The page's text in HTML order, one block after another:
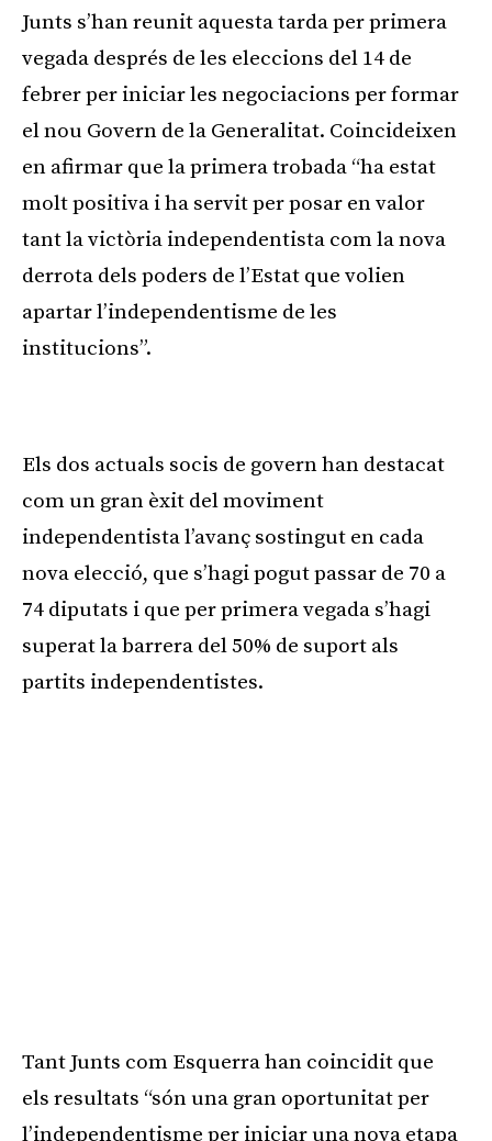
Junts s’han reunit aquesta tarda per primera
vegada després de les eleccions del 14 de
febrer per iniciar les negociacions per formar
el nou Govern de la Generalitat. Coincideixen
en afirmar que la primera trobada “ha estat
molt positiva i ha servit per posar en valor
tant la victòria independentista com la nova
derrota dels poders de l’Estat que volien
apartar l’independentisme de les
institucions”.
Els dos actuals socis de govern han destacat
com un gran èxit del moviment
independentista l’avanç sostingut en cada
nova elecció, que s’hagi pogut passar de 70 a
74 diputats i que per primera vegada s’hagi
superat la barrera del 50% de suport als
partits independentistes.
Tant Junts com Esquerra han coincidit que
els resultats “són una gran oportunitat per
l’independentisme per iniciar una nova etapa